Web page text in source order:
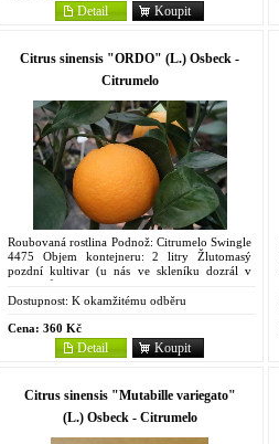
Koupit
Detail
Citrus sinensis "ORDO" (L.) Osbeck -
Citrumelo
Roubovaná rostlina Podnož: Citrumelo Swingle
4475 Objem kontejneru: 2 litry Žlutomasý
pozdní kultivar (u nás ve skleníku dozrál v
druhé půlce prosince), bohatě kvete, má bujný
růst, je částečně...
Dostupnost: K okamžitému odběru
Cena: 360 Kč
Koupit
Detail
Citrus sinensis "Mutabille variegato"
(L.) Osbeck - Citrumelo